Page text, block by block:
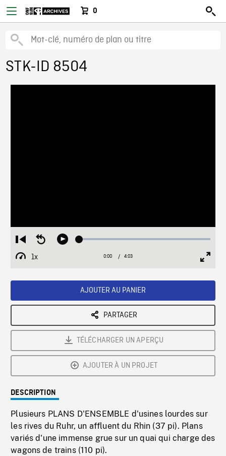
0
STK-ID 8504
Restart
from
beginning
Seek
Play Loaded:
1x
Playback
Current
0:00 / Duration
4:03
AJOUTER AU PANIER
PARTAGER
TÉLÉCHARGER UN APERÇU
AJOUTER À UN PROJET
DESCRIPTION
Plusieurs PLANS D'ENSEMBLE d'usines lourdes sur
les rives du Ruhr, un affluent du Rhin (37 pi). Plans
variés d'une immense grue sur un quai qui charge des
wagons de trains (110 pi).